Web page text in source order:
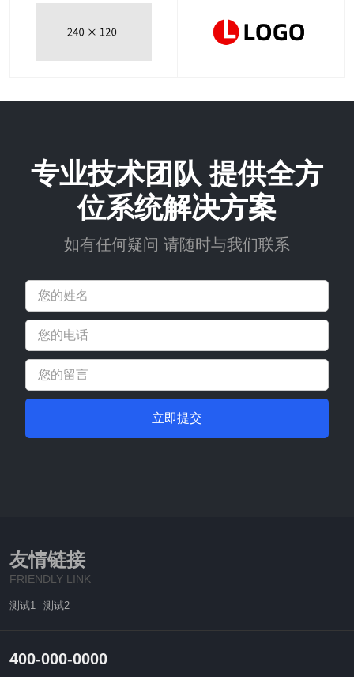
专业技术团队 提供全方
位系统解决方案
如有任何疑问 请随时与我们联系
立即提交
友情链接
FRIENDLY LINK
测试1 测试2
400-000-0000